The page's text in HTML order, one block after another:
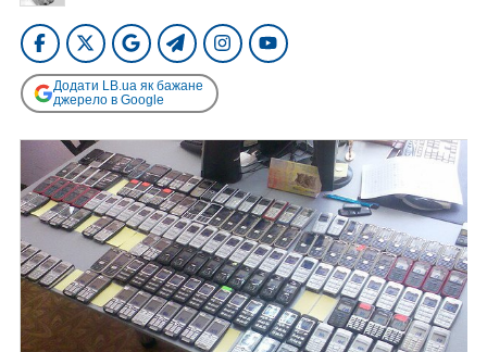
Додати LB.ua як бажане
джерело в Google